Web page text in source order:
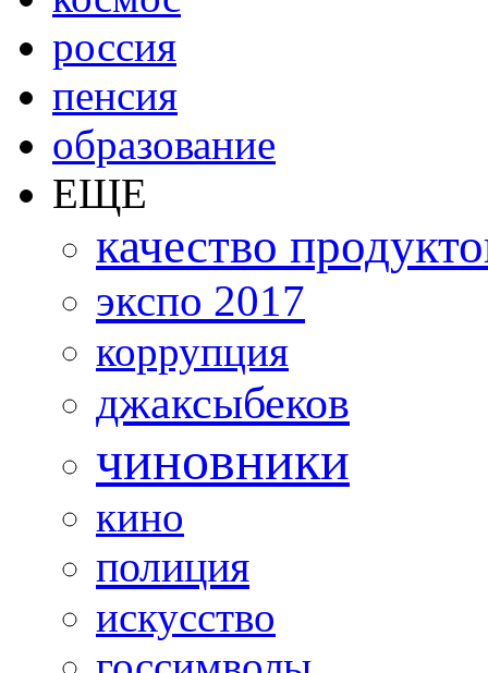
россия
пенсия
образование
ЕЩЕ
качество
экспо 2017
коррупция
джаксыбеков
чиновники
кино
полиция
искусство